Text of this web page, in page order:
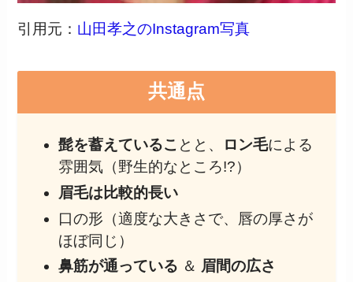
引用元： 山田孝之のInstagram写真
共通点
髭を蓄えているこ とと、 ロン毛による
雰囲気（野生的なところ!?）
眉毛は比較的長い
口の形（適度な大きさで、唇の厚さが
ほぼ同じ）
鼻筋が通っている ＆ 眉間の広さ